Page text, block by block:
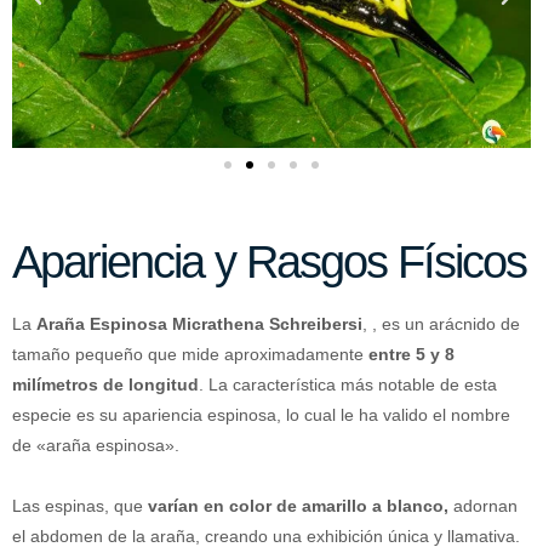
Apariencia y Rasgos Físicos
La Araña Espinosa Micrathena Schreibersi , , es un arácnido de
tamaño pequeño que mide aproximadamente entre 5 y 8
milímetros de longitud . La característica más notable de esta
especie es su apariencia espinosa, lo cual le ha valido el nombre
de «araña espinosa».
Las espinas, que varían en color de amarillo a blanco, adornan
el abdomen de la araña, creando una exhibición única y llamativa.